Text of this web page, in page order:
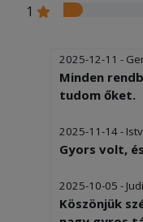
1
2025-12-11 -
Minden
tudom őket.
2025-11-14 -
Gyors volt,
2025-10-05 -
Köszönjük